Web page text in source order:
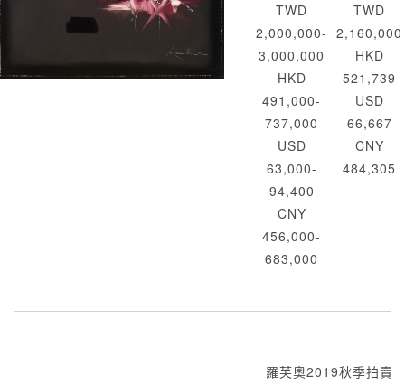
TWD
2,000,000-
3,000,000
HKD
491,000-
737,000
USD
63,000-
94,400
CNY
456,000-
683,000
TWD
2,160,000
HKD
521,739
USD
66,667
CNY
484,305
羅芙奧2019秋季拍賣